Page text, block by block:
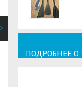
ПОДРОБНЕЕ О